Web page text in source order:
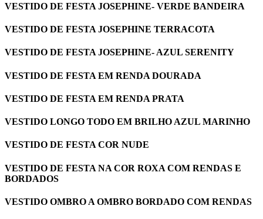
VESTIDO DE FESTA JOSEPHINE- VERDE BANDEIRA
VESTIDO DE FESTA JOSEPHINE TERRACOTA
VESTIDO DE FESTA JOSEPHINE- AZUL SERENITY
VESTIDO DE FESTA EM RENDA DOURADA
VESTIDO DE FESTA EM RENDA PRATA
VESTIDO LONGO TODO EM BRILHO AZUL MARINHO
VESTIDO DE FESTA COR NUDE
VESTIDO DE FESTA NA COR ROXA COM RENDAS E
BORDADOS
VESTIDO OMBRO A OMBRO BORDADO COM RENDAS